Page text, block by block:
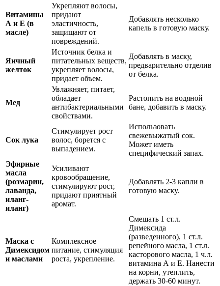
Витамины
А и Е (в
масле)
Укрепляют волосы,
придают
эластичность,
защищают от
повреждений.
Добавлять несколько
капель в готовую маску.
Яичный
желток
Источник белка и
питательных веществ,
укрепляет волосы,
придает объем.
Добавлять в маску,
предварительно отделив
от белка.
Мед
Увлажняет, питает,
обладает
антибактериальными
свойствами.
Растопить на водяной
бане, добавить в маску.
Сок лука
Стимулирует рост
волос, борется с
выпадением.
Использовать
свежевыжатый сок.
Может иметь
специфический запах.
Эфирные
масла
(розмарин,
лаванда,
иланг-
иланг)
Усиливают
кровообращение,
стимулируют рост,
придают приятный
аромат.
Добавлять 2-3 капли в
готовую маску.
Маска с
Димексидом
и маслами
Комплексное
питание, стимуляция
роста, укрепление.
Смешать 1 ст.л.
Димексида
(разведенного), 1 ст.л.
репейного масла, 1 ст.л.
касторового масла, 1 ч.л.
витамина А и Е. Нанести
на корни, утеплить,
держать 30-60 минут.